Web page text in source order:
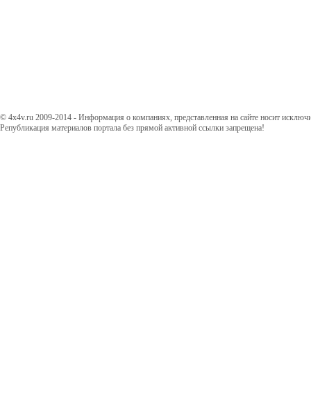
© 4x4v.ru 2009-2014 - Информация о компаниях, представленная на сайте носит
Републикация материалов портала без прямой активной ссылки запрещена!